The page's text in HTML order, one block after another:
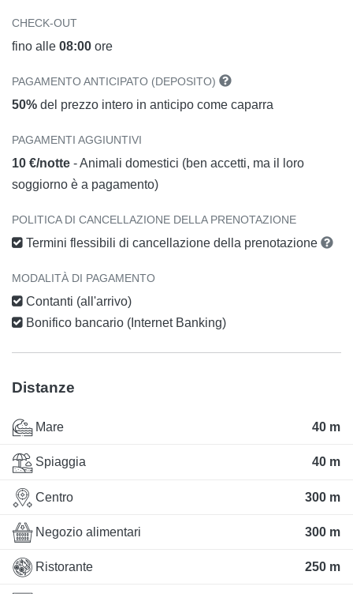
CHECK-OUT
fino alle 08:00 ore
PAGAMENTO ANTICIPATO (DEPOSITO)
50% del prezzo intero in anticipo come caparra
PAGAMENTI AGGIUNTIVI
10 €/notte - Animali domestici (ben accetti, ma il loro
soggiorno è a pagamento)
POLITICA DI CANCELLAZIONE DELLA PRENOTAZIONE
Termini flessibili di cancellazione della prenotazione
MODALITÀ DI PAGAMENTO
Contanti (all'arrivo)
Bonifico bancario (Internet Banking)
Distanze
Mare 40 m
Spiaggia 40 m
Centro 300 m
Negozio alimentari 300 m
Ristorante 250 m